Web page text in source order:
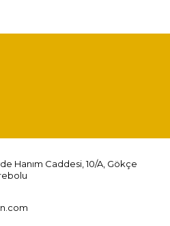
Hanım Caddesi, 10/A, Gökçe